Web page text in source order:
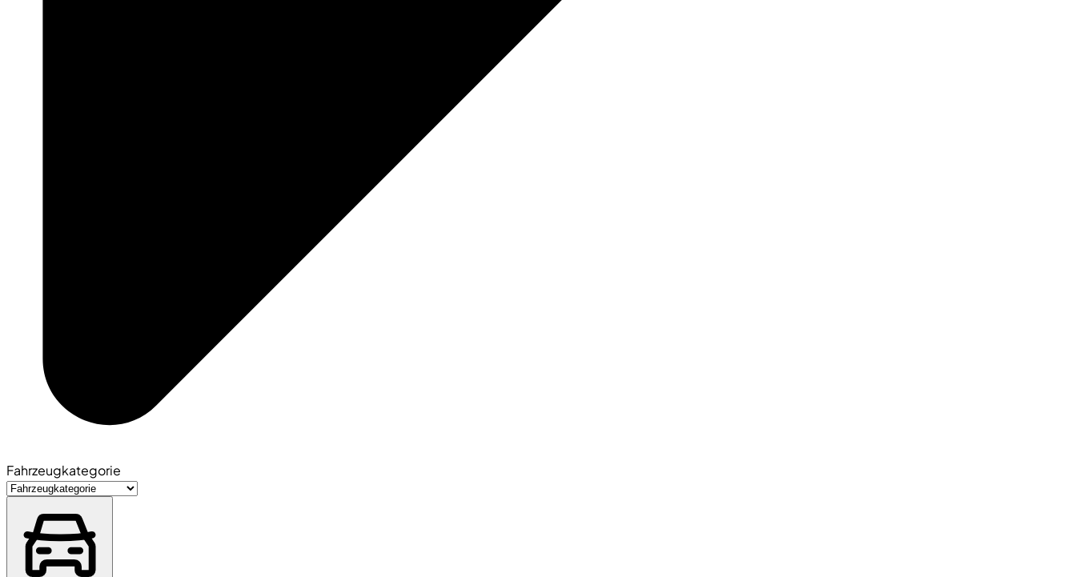
Fahrzeugkategorie